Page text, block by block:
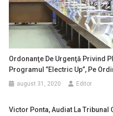
Ordonanţe De Urgenţă Privind
Programul ”Electric Up”, Pe
august 31, 2020 Editor
Victor Ponta, Audiat La Tribunal